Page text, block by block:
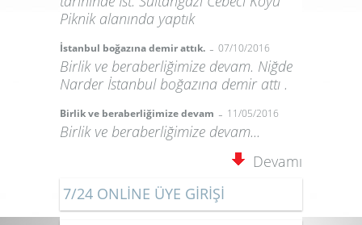
Piknik alanında yaptık
İstanbul boğazına demir attık. - 07/10/2016
Birlik ve beraberliğimize devam. Niğde
Narder İstanbul boğazına demir attı .
Birlik ve beraberliğimize devam - 11/05/2016
Birlik ve beraberliğimize devam...
Devamı
7/24 ONLİNE ÜYE GİRİŞİ